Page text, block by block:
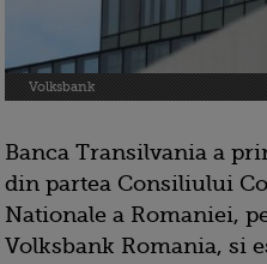
Volksbank
Banca Transilvania a
din partea Consiliului
Nationale a Romaniei,
Volksbank Romania, si